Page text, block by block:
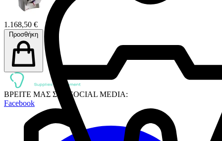
1.168,50 €
Προσθήκη
ΒΡΕΙΤΕ ΜΑΣ ΣΤΑ SOCIAL MEDIA:
Facebook